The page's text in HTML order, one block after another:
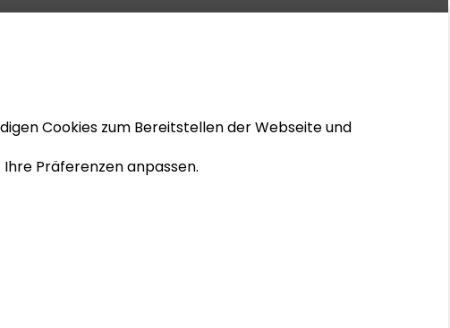
Cookies zum Bereitstellen der Webseite und
Präferenzen anpassen.